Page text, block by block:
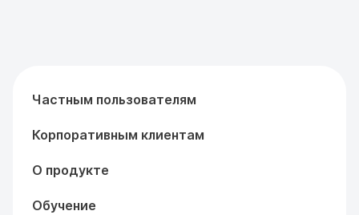
Частным пользователям
Корпоративным клиентам
О продукте
Обучение